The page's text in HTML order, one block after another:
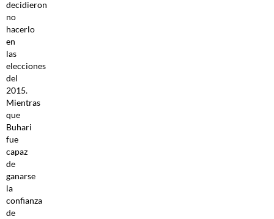
decidieron
no
hacerlo
en
las
elecciones
del
2015.
Mientras
que
Buhari
fue
capaz
de
ganarse
la
confianza
de